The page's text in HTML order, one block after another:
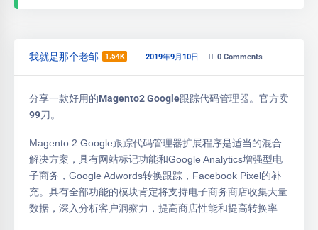
我就是那个老邹 1.54K 2019年9月10日 0 Comments
分享一款好用的Magento2 Google跟踪代码管理器。官方卖
99刀。
Magento 2 Google跟踪代码管理器扩展程序是适当的混合
解决方案，具有网站标记功能和Google Analytics增强型电
子商务，Google Adwords转换跟踪，Facebook Pixel的补
充。 具有全部功能的模块肯定将支持电子商务商店收集大量
数据，深入分析客户洞察力，提高商店性能和提高转换率